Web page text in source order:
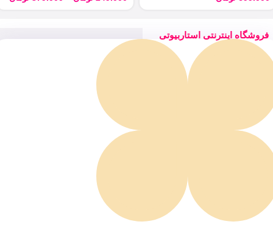
فروشگاه اینترنتی استاربیوتی